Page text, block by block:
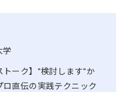
学
トーク】"検討します"か
ロ直伝の実践テクニック